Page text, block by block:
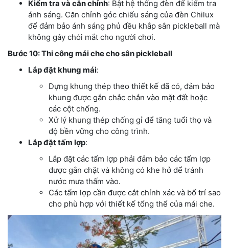
Kiểm tra và căn chỉnh: Bật hệ thống đèn để kiểm tra
ánh sáng. Căn chỉnh góc chiếu sáng của đèn Chilux
để đảm bảo ánh sáng phủ đều khắp sân pickleball mà
không gây chói mắt cho người chơi.
Bước 10: Thi công mái che cho sân pickleball
Lắp đặt khung mái:
Dựng khung thép theo thiết kế đã có, đảm bảo
khung được gắn chắc chắn vào mặt đất hoặc
các cột chống.
Xử lý khung thép chống gỉ để tăng tuổi thọ và
độ bền vững cho công trình.
Lắp đặt tấm lợp:
Lắp đặt các tấm lợp phải đảm bảo các tấm lợp
được gắn chặt và không có khe hở để tránh
nước mưa thấm vào.
Các tấm lợp cần được cắt chính xác và bố trí sao
cho phù hợp với thiết kế tổng thể của mái che.